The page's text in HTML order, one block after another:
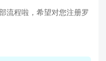
流程啦，希望对您注册罗